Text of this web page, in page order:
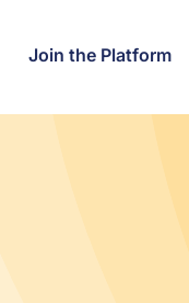
Join the Platform